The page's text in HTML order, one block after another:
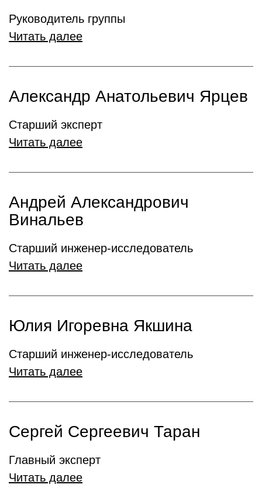
Руководитель группы
Читать далее
Александр Анатольевич Ярцев
Старший эксперт
Читать далее
Андрей Александрович
Винальев
Старший инженер-исследователь
Читать далее
Юлия Игоревна Якшина
Старший инженер-исследователь
Читать далее
Сергей Сергеевич Таран
Главный эксперт
Читать далее